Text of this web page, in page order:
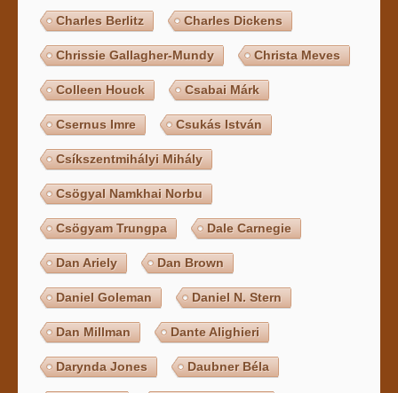
Charles Berlitz Charles Dickens
Chrissie Gallagher-Mundy Christa Meves
Colleen Houck Csabai Márk
Csernus Imre Csukás István
Csíkszentmihályi Mihály
Csögyal Namkhai Norbu
Csögyam Trungpa Dale Carnegie
Dan Ariely Dan Brown
Daniel Goleman Daniel N. Stern
Dan Millman Dante Alighieri
Darynda Jones Daubner Béla